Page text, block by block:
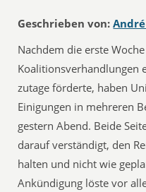
Geschrieben von:
Nachdem die erste
Koalitionsverhandlungen
zutage förderte, haben
Einigungen in mehreren
gestern Abend. Beide
darauf verständigt, den
halten und nicht wie
Ankündigung löste vor